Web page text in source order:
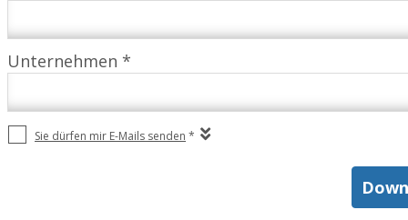
Unternehmen *
Sie dürfen mir E-Mails senden *